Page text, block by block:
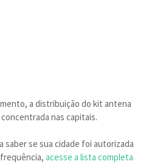
a distribuição do kit antena
nas capitais.
saber se sua cidade foi autorizada
acesse a lista completa